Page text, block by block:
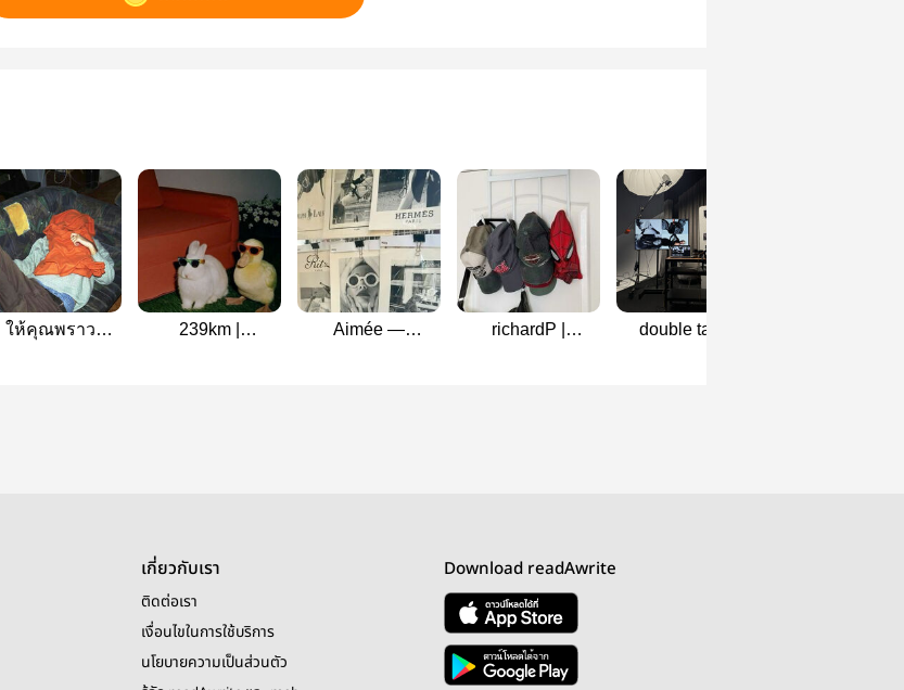
ให้คุณพราว
239km |
Aimée —
richardP |
double take ,
เกี่ยวกับเรา
ติดต่อเรา
เงื่อนไขในการใช้บริการ
นโยบายความเป็นส่วนตัว
Download readAwrite